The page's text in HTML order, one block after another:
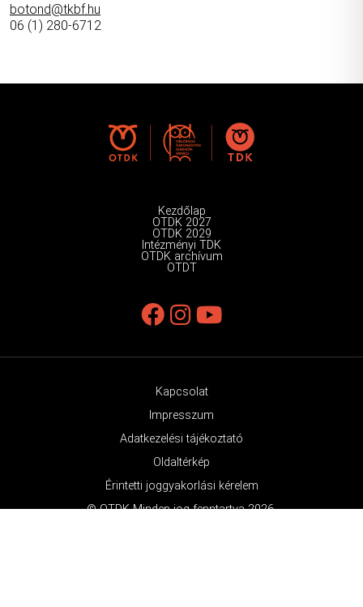
botond@tkbf.hu
06 (1) 280-6712
Kezdőlap
OTDK 2027
OTDK 2029
Intézményi TDK
OTDK archívum
OTDT
Kapcsolat
Impresszum
Adatkezelési tájékoztató
Oldaltérkép
Érintetti joggyakorlási kérelem
© OTDK Minden jog fenntartva 2026.